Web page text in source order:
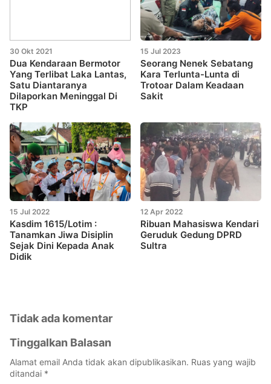
30 Okt 2021
Dua Kendaraan Bermotor
Yang Terlibat Laka Lantas,
Satu Diantaranya
Dilaporkan Meninggal Di
TKP
15 Jul 2023
Seorang Nenek Sebatang
Kara Terlunta-Lunta di
Trotoar Dalam Keadaan
Sakit
15 Jul 2022
Kasdim 1615/Lotim :
Tanamkan Jiwa Disiplin
Sejak Dini Kepada Anak
Didik
12 Apr 2022
Ribuan Mahasiswa Kendari
Geruduk Gedung DPRD
Sultra
Tidak ada komentar
Tinggalkan Balasan
Alamat email Anda tidak akan dipublikasikan. Ruas yang wajib
ditandai *